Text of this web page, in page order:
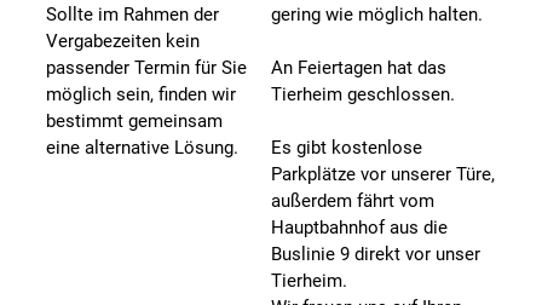
Sollte im Rahmen der
Vergabezeiten kein
passender Termin für Sie
möglich sein, finden wir
bestimmt gemeinsam
eine alternative Lösung.
gering wie möglich halten.
An Feiertagen hat das
Tierheim geschlossen.
Es gibt kostenlose
Parkplätze vor unserer Türe,
außerdem fährt vom
Hauptbahnhof aus die
Buslinie 9 direkt vor unser
Tierheim.